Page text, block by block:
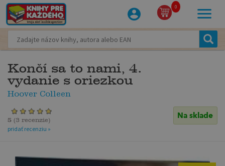
0
Končí sa to nami, 4.
vydanie s oriezkou
Hoover Colleen
Na sklade
5 (3 recenzie)
pridať recenziu »